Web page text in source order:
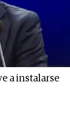
a instalarse